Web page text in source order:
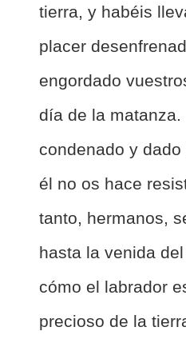
tierra, y habéis
placer
engordado
día de la matanza.
condenado y
él no os hace
tanto, hermanos,
hasta la venida
cómo el labrador
precioso de la